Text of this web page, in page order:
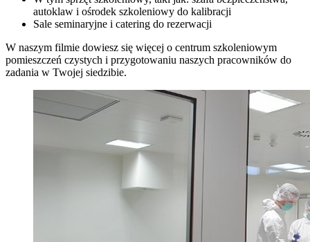
autoklaw i ośrodek szkoleniowy do kalibracji
Sale seminaryjne i catering do rezerwacji
W naszym filmie dowiesz się więcej o centrum szkoleniowym
pomieszczeń czystych i przygotowaniu naszych pracowników do
zadania w Twojej siedzibie.